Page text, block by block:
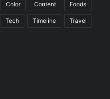
Color Content Foods
Tech Timeline Travel